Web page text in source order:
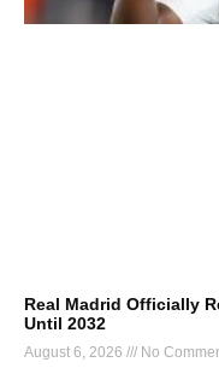
Real Madrid Officially
Until 2032
August 6, 2026 No